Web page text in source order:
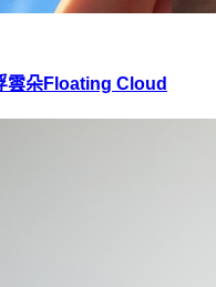
雲朵Floating Cloud